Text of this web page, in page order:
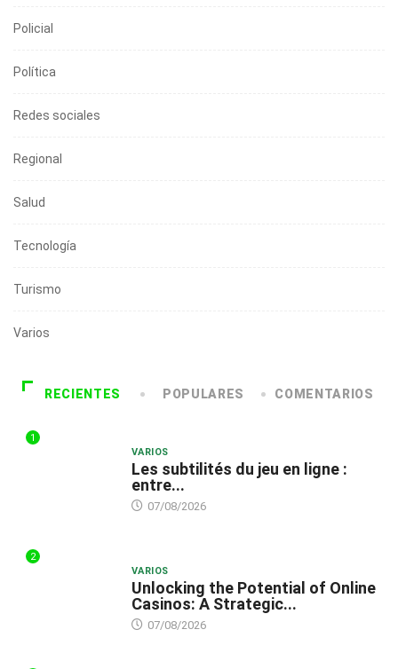
Policial
Política
Redes sociales
Regional
Salud
Tecnología
Turismo
Varios
RECIENTES POPULARES COMENTARIOS
1
VARIOS
Les subtilités du jeu en ligne :
entre...
07/08/2026
2
VARIOS
Unlocking the Potential of Online
Casinos: A Strategic...
07/08/2026